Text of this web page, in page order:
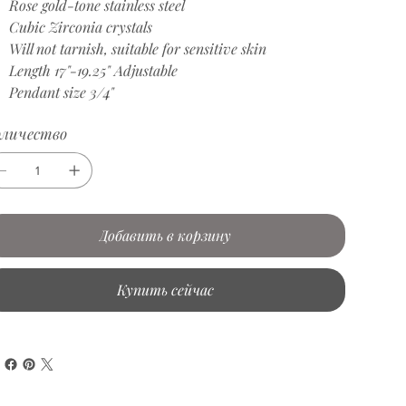
Rose gold-tone stainless steel
Cubic Zirconia crystals
Will not tarnish, suitable for sensitive skin
Length 17"-19.25" Adjustable
Pendant size 3/4"
Добавить в корзину
Купить сейчас